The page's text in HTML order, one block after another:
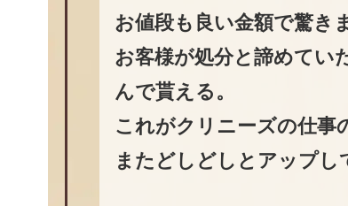
お値段も良い金額で驚き
お客様が処分と諦めてい
んで貰える。
これがクリニーズの仕事
またどしどしとアップし